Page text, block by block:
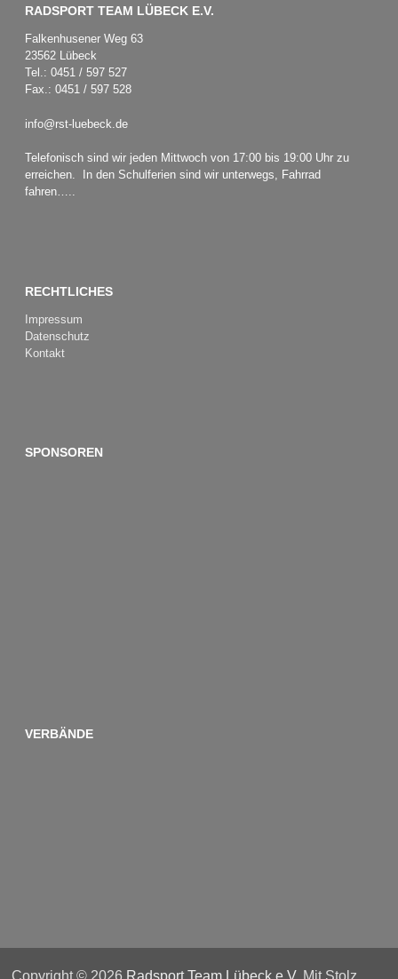
RADSPORT TEAM LÜBECK E.V.
Falkenhusener Weg 63
23562 Lübeck
Tel.: 0451 / 597 527
Fax.: 0451 / 597 528
info@rst-luebeck.de
Telefonisch sind wir jeden Mittwoch von 17:00 bis 19:00 Uhr zu
erreichen. In den Schulferien sind wir unterwegs, Fahrrad
fahren…..
RECHTLICHES
Impressum
Datenschutz
Kontakt
SPONSOREN
VERBÄNDE
Copyright © 2026 Radsport Team Lübeck e.V. Mit Stolz